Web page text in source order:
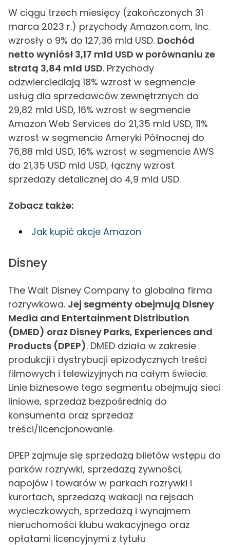
W ciągu trzech miesięcy (zakończonych 31
marca 2023 r.) przychody Amazon.com, Inc.
wzrosły o 9% do 127,36 mld USD. Dochód
netto wyniósł 3,17 mld USD w porównaniu ze
stratą 3,84 mld USD. Przychody
odzwierciedlają 18% wzrost w segmencie
usług dla sprzedawców zewnętrznych do
29,82 mld USD, 16% wzrost w segmencie
Amazon Web Services do 21,35 mld USD, 11%
wzrost w segmencie Ameryki Północnej do
76,88 mld USD, 16% wzrost w segmencie AWS
do 21,35 USD mld USD, łączny wzrost
sprzedaży detalicznej do 4,9 mld USD.
Zobacz także:
Jak kupić akcje Amazon
Disney
The Walt Disney Company to globalna firma
rozrywkowa. Jej segmenty obejmują Disney
Media and Entertainment Distribution
(DMED) oraz Disney Parks, Experiences and
Products (DPEP). DMED działa w zakresie
produkcji i dystrybucji epizodycznych treści
filmowych i telewizyjnych na całym świecie.
Linie biznesowe tego segmentu obejmują sieci
liniowe, sprzedaż bezpośrednią do
konsumenta oraz sprzedaż
treści/licencjonowanie.
DPEP zajmuje się sprzedażą biletów wstępu do
parków rozrywki, sprzedażą żywności,
napojów i towarów w parkach rozrywki i
kurortach, sprzedażą wakacji na rejsach
wycieczkowych, sprzedażą i wynajmem
nieruchomości klubu wakacyjnego oraz
opłatami licencyjnymi z tytułu